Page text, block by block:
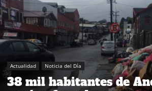
Actualidad Noticia del Día
38 mil habitantes de